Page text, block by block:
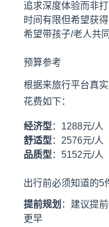
追求深度体验而非
时间有限但希望获
希望带孩子/老人共
预算参考
根据来旅行平台真
花费如下：
经济型 ：1288元/人
舒适型 ：2576元/人
品质型 ：5152元/人
出行前必须知道的5
提前规划 ：建议提
更早